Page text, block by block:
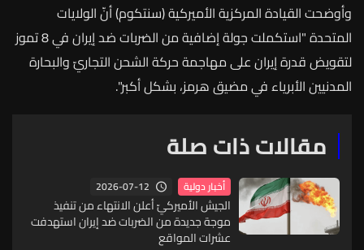
وأوضحتالقيادةالمركزيةالأميركية(سنتكوم)أنّالولايات
المتحدة"استكملتجولةإضافيةمنالضرباتضدإيرانفي تموز
لتقويضقدرةإيرانعلىمهاجمةحركةالشحنالتجاريّوالبحارة
المدنيينالأبرياءفيمضيقهرمز، بشكلأكبر".
مقالات ذات صلة
أخبار دولية 2026-07-12
الجيش الأميركيّ أعلن الانتهاء من تنفيذ
موجة جديدة من الضربات ضد إيران استهدفت
عشرات المواقع